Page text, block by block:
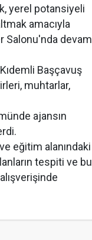
yerel potansiyeli
amacıyla
Salonu'nda devam
Başçavuş
muhtarlar,
ajansın
eğitim alanındaki
tespiti ve bu